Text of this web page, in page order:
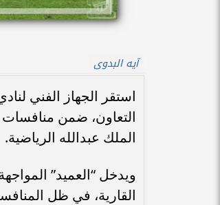
آيه البدوى
استقر الجهاز الفني
الملك عبدالله الرياضية.
ويدخل “العميد”
القارية، في ظل